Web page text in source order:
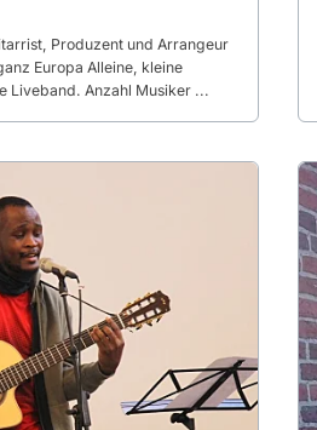
Produzent und Arrangeur
Europa Alleine, kleine
Liveband. Anzahl Musiker ...